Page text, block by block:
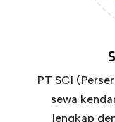
PT SCI
sewa
lengkap